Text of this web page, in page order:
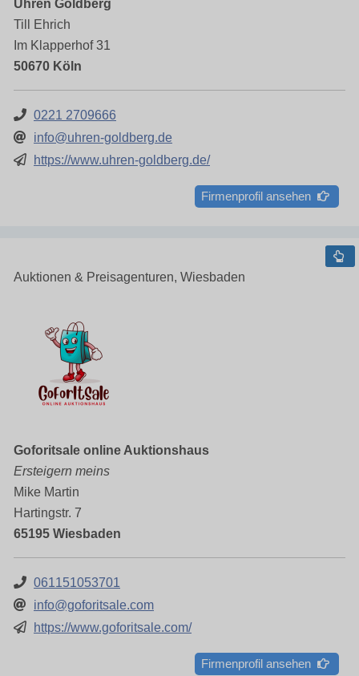
Uhren Goldberg
Till Ehrich
Im Klapperhof 31
50670 Köln
0221 2709666
info@uhren-goldberg.de
https://www.uhren-goldberg.de/
Firmenprofil ansehen
Auktionen & Preisagenturen, Wiesbaden
Goforitsale online Auktionshaus
Ersteigern meins
Mike Martin
Hartingstr. 7
65195 Wiesbaden
061151053701
info@goforitsale.com
https://www.goforitsale.com/
Firmenprofil ansehen